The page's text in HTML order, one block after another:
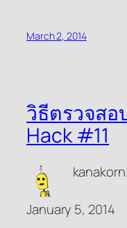
March 2, 2014
วิธีตรวจสอ
Hack #11
January 5, 2014